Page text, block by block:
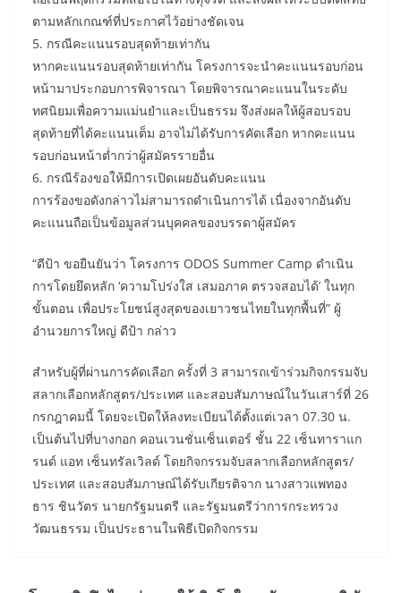
ตามหลักเกณฑ์ที่ประกาศไว้อย่างชัดเจน
5. กรณีคะแนนรอบสุดท้ายเท่ากัน
หากคะแนนรอบสุดท้ายเท่ากัน โครงการจะนำคะแนนรอบก่อน
หน้ามาประกอบการพิจารณา โดยพิจารณาคะแนนในระดับ
ทศนิยมเพื่อความแม่นยำและเป็นธรรม จึงส่งผลให้ผู้สอบรอบ
สุดท้ายที่ได้คะแนนเต็ม อาจไม่ได้รับการคัดเลือก หากคะแนน
รอบก่อนหน้าต่ำกว่าผู้สมัครรายอื่น
6. กรณีร้องขอให้มีการเปิดเผยอันดับคะแนน
การร้องขอดังกล่าวไม่สามารถดำเนินการได้ เนื่องจากอันดับ
คะแนนถือเป็นข้อมูลส่วนบุคคลของบรรดาผู้สมัคร
“ดีป้า ขอยืนยันว่า โครงการ ODOS Summer Camp ดำเนิน
การโดยยึดหลัก ‘ความโปร่งใส เสมอภาค ตรวจสอบได้’ ในทุก
ขั้นตอน เพื่อประโยชน์สูงสุดของเยาวชนไทยในทุกพื้นที่” ผู้
อำนวยการใหญ่ ดีป้า กล่าว
สำหรับผู้ที่ผ่านการคัดเลือก ครั้งที่ 3 สามารถเข้าร่วมกิจกรรมจับ
สลากเลือกหลักสูตร/ประเทศ และสอบสัมภาษณ์ในวันเสาร์ที่ 26
กรกฎาคมนี้ โดยจะเปิดให้ลงทะเบียนได้ตั้งแต่เวลา 07.30 น.
เป็นต้นไปที่บางกอก คอนเวนชั่นเซ็นเตอร์ ชั้น 22 เซ็นทาราแก
รนด์ แอท เซ็นทรัลเวิลด์ โดยกิจกรรมจับสลากเลือกหลักสูตร/
ประเทศ และสอบสัมภาษณ์ได้รับเกียรติจาก นางสาวแพทอง
ธาร ชินวัตร นายกรัฐมนตรี และรัฐมนตรีว่าการกระทรวง
วัฒนธรรม เป็นประธานในพิธีเปิดกิจกรรม